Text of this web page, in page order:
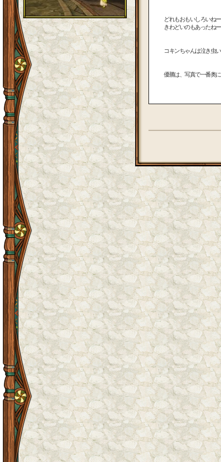
どれもおもいしろいね
きわどいのもあったね
コキンちゃんは泣き虫
優勝は、写真で一番奥